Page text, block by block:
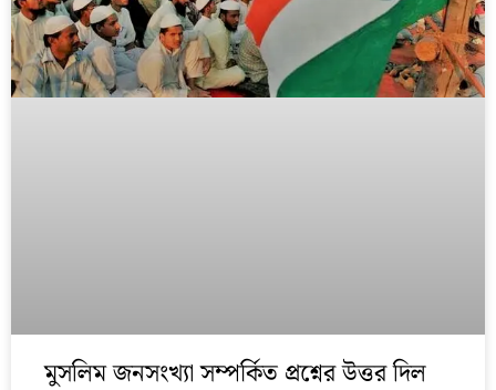
মুসলিম জনসংখ্যা সম্পর্কিত প্রশ্নের উত্তর দিল